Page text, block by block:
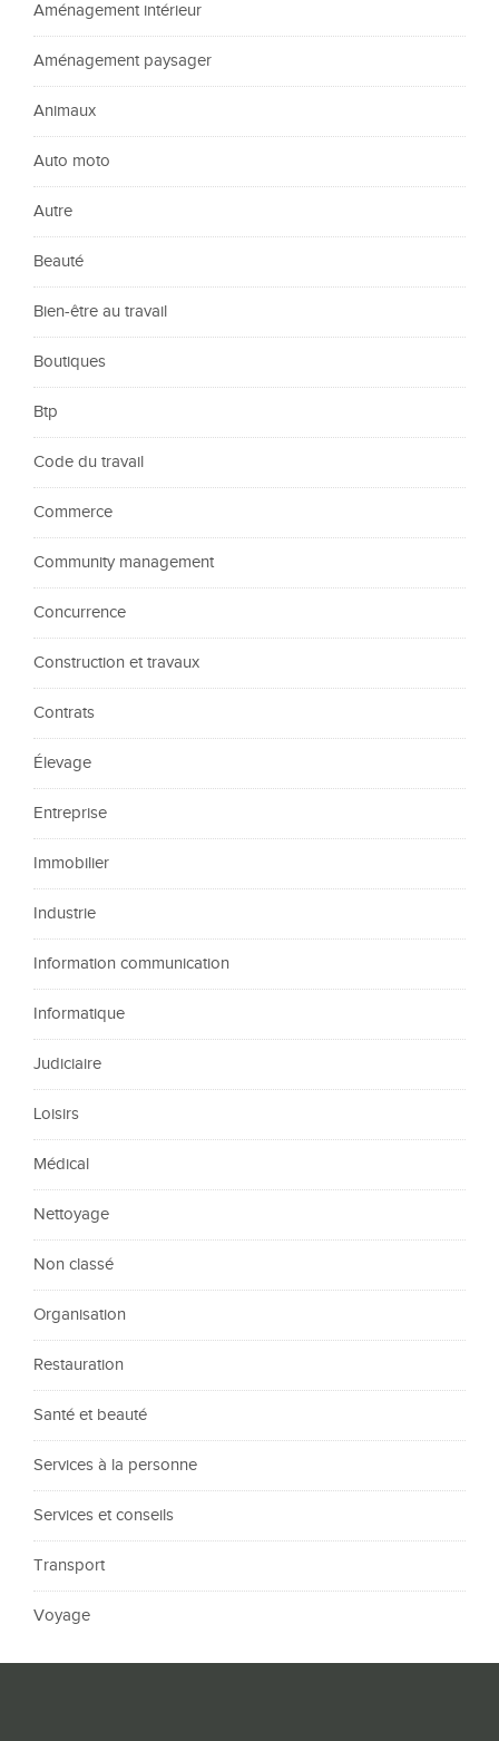
Aménagement intérieur
Aménagement paysager
Animaux
Auto moto
Autre
Beauté
Bien-être au travail
Boutiques
Btp
Code du travail
Commerce
Community management
Concurrence
Construction et travaux
Contrats
Élevage
Entreprise
Immobilier
Industrie
Information communication
Informatique
Judiciaire
Loisirs
Médical
Nettoyage
Non classé
Organisation
Restauration
Santé et beauté
Services à la personne
Services et conseils
Transport
Voyage